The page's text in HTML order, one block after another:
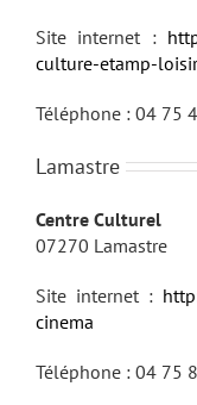
Site internet :
culture-etamp-
Téléphone : 04 75
Lamastre
Centre Culturel
07270 Lamastre
Site internet :
cinema
Téléphone : 04 75